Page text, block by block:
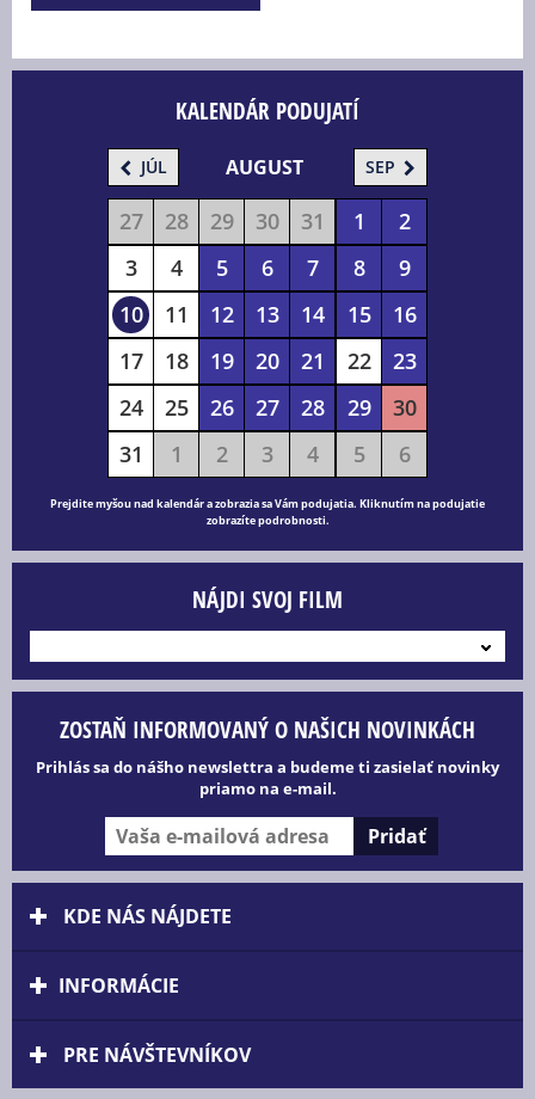
KALENDÁR PODUJATÍ
JÚL AUGUST SEP
27 28 29 30 31 1
2
3
4 5 6 7 8
9
10
11 12 13 14 15
16
17
18 19 20 21 22
23
24
25 26 27 28 29
30
31
1 2 3 4 5 6
Prejdite myšou nad kalendár a zobrazia sa Vám podujatia. Kliknutím na podujatie
zobrazíte podrobnosti.
NÁJDI SVOJ FILM
ZOSTAŇ INFORMOVANÝ O NAŠICH NOVINKÁCH
Prihlás sa do nášho newslettra a budeme ti zasielať novinky
priamo na e-mail.
KDE NÁS NÁJDETE
INFORMÁCIE
PRE NÁVŠTEVNÍKOV